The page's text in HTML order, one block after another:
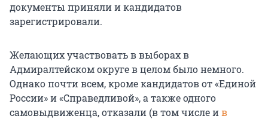
документы приняли и кандидатов
зарегистрировали.
Желающих участвовать в выборах в
Адмиралтейском округе в целом было немного.
Однако почти всем, кроме кандидатов от «Единой
России» и «Справедливой», а также одного
самовыдвиженца, отказали (в том числе ив